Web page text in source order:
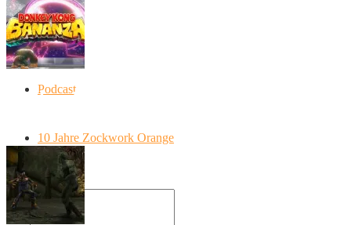
Artikel
Podcast
10 Jahre Zockwork Orange
Donkey Kong Bananza: “Ich mache alles